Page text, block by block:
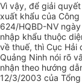
Vì vậy, để giải
xuất khẩu của
624/HQBD-NV
nhập khẩu thuộc
về thuế, thì Cục Hải
Quảng Ninh nói rõ
nhận theo hướng
12/3/2003 của